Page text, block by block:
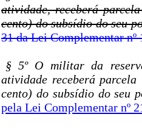
atividade, receberá
cento) do subsídio do seu
31 da Lei Complementar nº
§ 5º O militar da
atividade receberá
cento) do subsídio do seu
pela Lei Complementar nº